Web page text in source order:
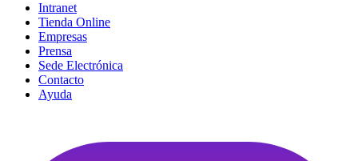
Intranet
Tienda Online
Empresas
Prensa
Sede Electrónica
Contacto
Ayuda